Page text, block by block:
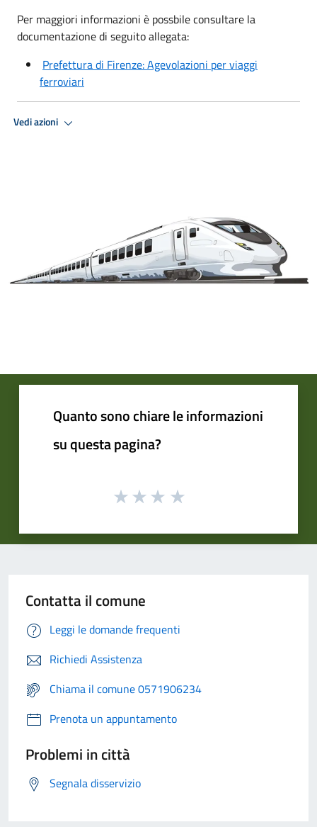
Per maggiori informazioni è possbile consultare la
documentazione di seguito allegata:
Prefettura di Firenze: Agevolazioni per viaggi
ferroviari
Vedi azioni
Quanto sono chiare le informazioni
su questa pagina?
Contatta il comune
Leggi le domande frequenti
Richiedi Assistenza
Chiama il comune 0571906234
Prenota un appuntamento
Problemi in città
Segnala disservizio